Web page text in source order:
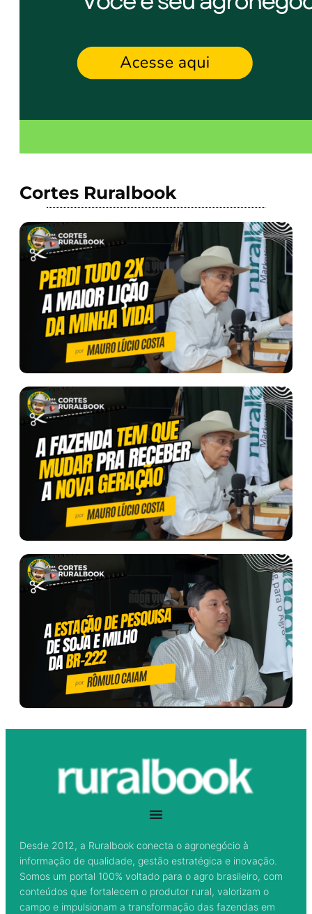
Cortes Ruralbook
Desde 2012, a Ruralbook conecta o agronegócio à
informação de qualidade, gestão estratégica e inovação.
Somos um portal 100% voltado para o agro brasileiro, com
conteúdos que fortalecem o produtor rural, valorizam o
campo e impulsionam a transformação das fazendas em